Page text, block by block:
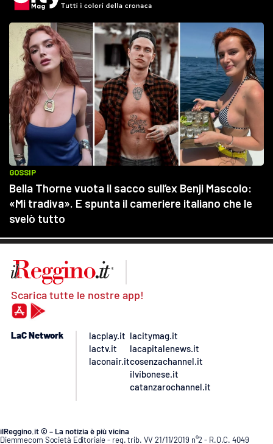
Scarica tutte le nostre app!
LaC Network
lacplay.it
lactv.it
laconair.it
lacitymag.it
lacapitalenews.it
cosenzachannel.it
ilvibonese.it
catanzarochannel.it
ilReggino.it © – La notizia è più vicina
Diemmecom Società Editoriale - reg. trib. VV 21/11/2019 n°2 - R.O.C. 4049